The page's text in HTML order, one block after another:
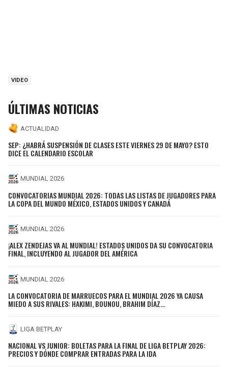
VIDEO
ÚLTIMAS NOTICIAS
ACTUALIDAD
SEP: ¿HABRÁ SUSPENSIÓN DE CLASES ESTE VIERNES 29 DE MAYO? ESTO
DICE EL CALENDARIO ESCOLAR
MUNDIAL 2026
CONVOCATORIAS MUNDIAL 2026: TODAS LAS LISTAS DE JUGADORES PARA
LA COPA DEL MUNDO MÉXICO, ESTADOS UNIDOS Y CANADÁ
MUNDIAL 2026
¡ALEX ZENDEJAS VA AL MUNDIAL! ESTADOS UNIDOS DA SU CONVOCATORIA
FINAL, INCLUYENDO AL JUGADOR DEL AMÉRICA
MUNDIAL 2026
LA CONVOCATORIA DE MARRUECOS PARA EL MUNDIAL 2026 YA CAUSA
MIEDO A SUS RIVALES: HAKIMI, BOUNOU, BRAHIM DÍAZ…
LIGA BETPLAY
NACIONAL VS JUNIOR: BOLETAS PARA LA FINAL DE LIGA BETPLAY 2026:
PRECIOS Y DÓNDE COMPRAR ENTRADAS PARA LA IDA